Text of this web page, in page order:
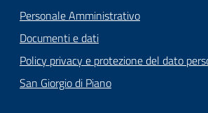
Tutti
gli
argomenti...
Personale Amministrativo
Documenti e dati
Policy privacy e protezione del dato
San Giorgio di Piano